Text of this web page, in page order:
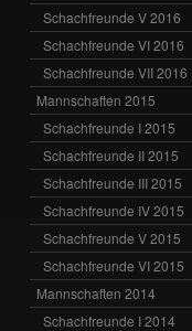
Schachfreunde V 2016
Schachfreunde VI 2016
Schachfreunde VII 2016
Mannschaften 2015
Schachfreunde I 2015
Schachfreunde II 2015
Schachfreunde III 2015
Schachfreunde IV 2015
Schachfreunde V 2015
Schachfreunde VI 2015
Mannschaften 2014
Schachfreunde I 2014